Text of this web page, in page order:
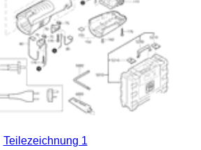
Teilezeichnung 1